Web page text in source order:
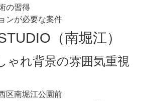
の習得
ンが必要な案件
（南堀江）
ゃれ背景の雰囲気重視
区南堀江公園前